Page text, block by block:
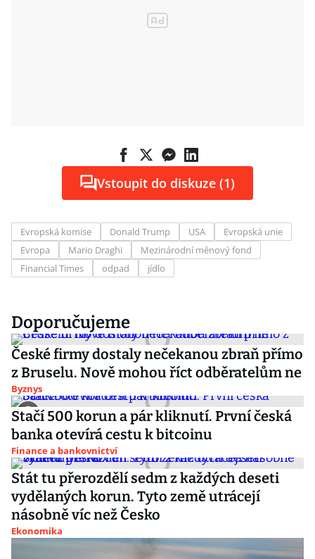
Vstoupit do diskuze (1)
Evropská komise Donald Trump USA
Evropská unie
Evropa
Mario Draghi
Mezinárodní měnový fond
Financial Times
odpad jídlo
Doporučujeme
České firmy dostaly nečekanou zbraň přímo
z Bruselu. Nově mohou říct odběratelům ne
Byznys
Stačí 500 korun a pár kliknutí. První česká
banka otevírá cestu k bitcoinu
Finance a bankovnictví
Stát tu přerozdělí sedm z každých deseti
vydělaných korun. Tyto země utrácejí
násobně víc než Česko
Ekonomika